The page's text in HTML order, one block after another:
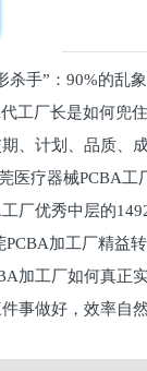
杀手”：90%的乱
工厂长是如何兜
期、计划、品质
医疗器械PCBA工
厂优秀中层的
PCBA加工厂精益
加工厂如何真正
事做好，效率自